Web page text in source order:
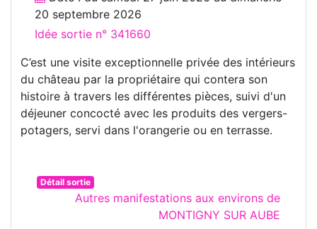
20 septembre 2026
Idée sortie n° 341660
C’est une visite exceptionnelle privée des intérieurs
du château par la propriétaire qui contera son
histoire à travers les différentes pièces, suivi d'un
déjeuner concocté avec les produits des vergers-
potagers, servi dans l'orangerie ou en terrasse.
Détail sortie
Autres manifestations aux environs de
MONTIGNY SUR AUBE